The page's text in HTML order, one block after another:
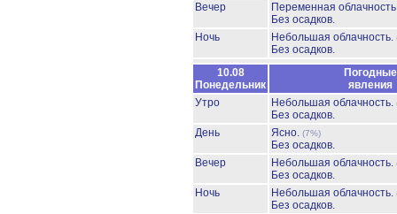
Вечер
Переменная
Без осадков.
Ночь
Небольшая облачность.
Без осадков.
10.08
Понедельник
Погодные
явления
Утро
Небольшая облачность.
Без осадков.
День
Ясно. (7%)
Без осадков.
Вечер
Небольшая облачность.
Без осадков.
Ночь
Небольшая облачность.
Без осадков.